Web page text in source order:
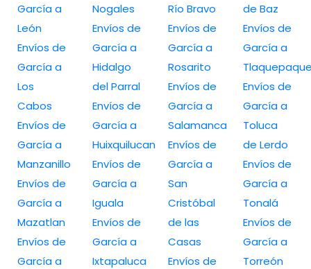
García a
León
Envíos de
García a
Los
Cabos
Envíos de
García a
Manzanillo
Envíos de
García a
Mazatlan
Envíos de
García a
Nogales
Envíos de
García a
Hidalgo
del Parral
Envíos de
García a
Huixquilucan
Envíos de
García a
Iguala
Envíos de
García a
Ixtapaluca
Río Bravo
Envíos de
García a
Rosarito
Envíos de
García a
Salamanca
Envíos de
García a
San
Cristóbal
de las
Casas
Envíos de
de Baz
Envíos de
García a
Envíos de
García a
Toluca
de Lerdo
Envíos de
García a
Tonalá
Envíos de
García a
Torreón